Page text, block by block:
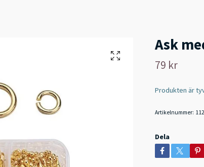
Ask
79 kr
Produkten är
Artikelnummer:
Dela